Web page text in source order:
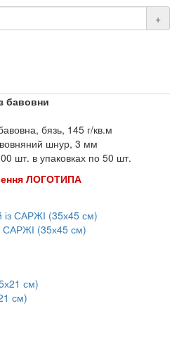
+
бавовни
бязь, 145 г/кв.м
шнур, 3 мм
шт. в упаковках по 50 шт.
ЛОГОТИПА
САРЖІ (35х45 см)
см)